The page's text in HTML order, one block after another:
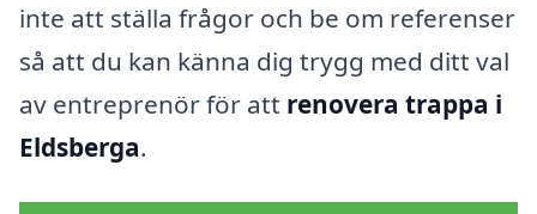
inte att ställa frågor och be om referenser
så att du kan känna dig trygg med ditt val
av entreprenör för att renovera trappa i
Eldsberga.